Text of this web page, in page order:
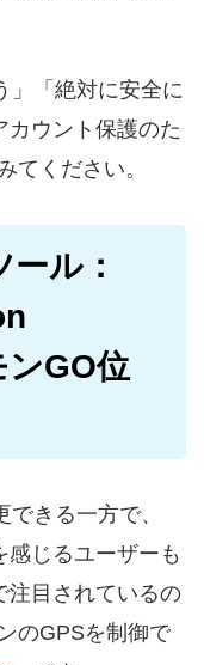
」「絶対に安全に
カウント保護のた
てください。
ル：
GO位
きる一方で、
じるユーザーも
注目されているの
のGPSを制御で